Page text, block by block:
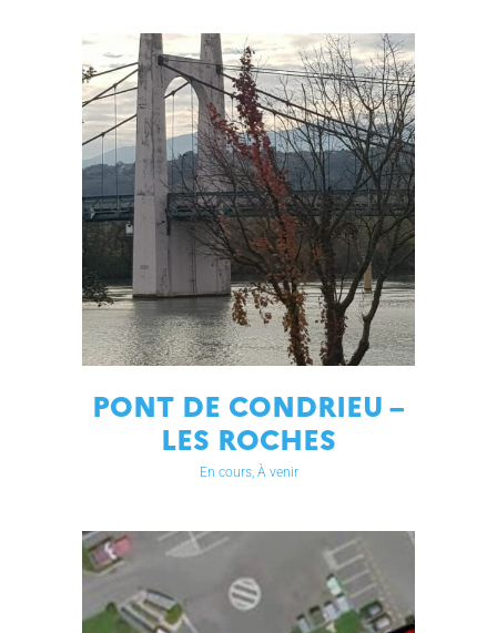
PONT DE CONDRIEU –
LES ROCHES
En cours, À venir